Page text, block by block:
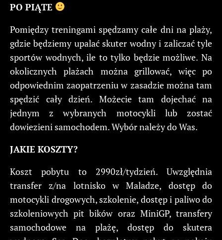
PO PIĄTE
Pomiędzy treningami spędzamy całe dni na plaży,
gdzie będziemy upalać skuter wodny i zaliczać tyle
sportów wodnych, ile to tylko będzie możliwe. Na
okolicznych plażach można grillować, więc po
odpowiednim zaopatrzeniu w zasadzie można tam
spędzić cały dzień. Możecie tam dojechać na
jednym z wybranych motocykli lub zostać
dowiezieni samochodem. Wybór należy do Was.
JAKIE KOSZTY?
Koszt pobytu to 2990zł/tydzień. Uwzględnia
transfer z/na lotnisko w Maladze, dostęp do
motocykli drogowych, szkolenie, dostęp i paliwo do
szkoleniowych pit bików oraz MiniGP, transfery
samochodowe na plażę, dostęp do skutera